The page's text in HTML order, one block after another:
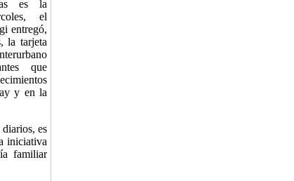
es la
el
entregó,
la tarjeta
que
y en la
es
iniciativa
familiar